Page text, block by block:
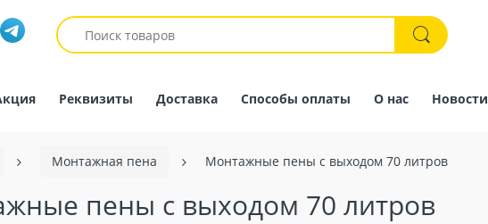
Реквизиты Доставка Способы оплаты О нас Новости
Монтажная пена Монтажные пены с выходом 70 литров
пены с выходом 70 литров